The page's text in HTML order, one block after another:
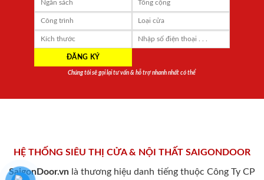
Chúng tôi sẽ gọi lại tư vấn & hỗ trợ nhanh nhất có thể
HỆ THỐNG SIÊU THỊ CỬA & NỘI THẤT SAIGONDOOR
SaigonDoor.vn là thương hiệu danh tiếng thuộc Công Ty CP